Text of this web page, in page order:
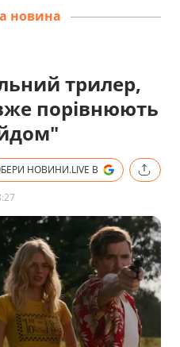
новина
трилер,
порівнюють
НОВИНИ.LIVE В